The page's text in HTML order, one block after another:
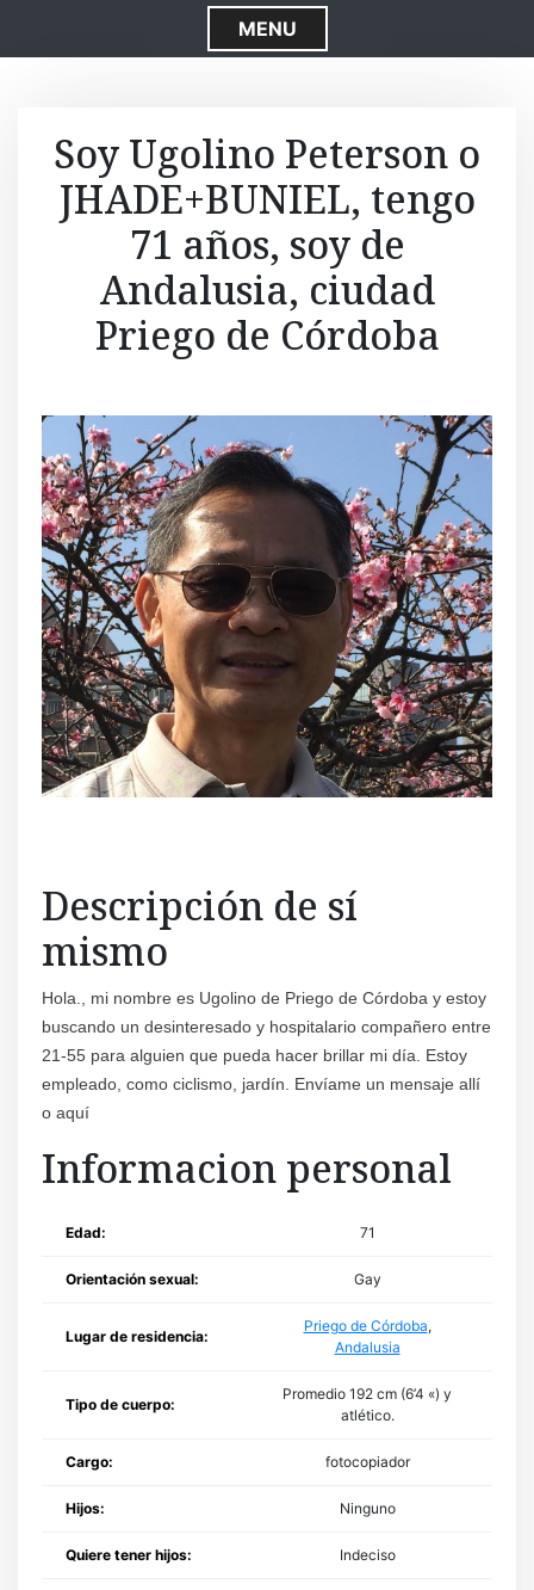
S
k
o
c
o
n
t
e
n
MENU
Soy Ugolino Peterson o
JHADE+BUNIEL, tengo
71 años, soy de
Andalusia, ciudad
Priego de Córdoba
Descripción de sí
mismo
Hola., mi nombre es Ugolino de Priego de Córdoba y estoy
buscando un desinteresado y hospitalario compañero entre
21-55 para alguien que pueda hacer brillar mi día. Estoy
empleado, como ciclismo, jardín. Envíame un mensaje allí
o aquí
Informacion personal
Edad: 71
Orientación sexual: Gay
Lugar de residencia:
Priego de Córdoba,
Andalusia
Tipo de cuerpo:
Promedio 192 cm (6’4 «) y
atlético.
Cargo: fotocopiador
Hijos: Ninguno
Quiere tener hijos: Indeciso